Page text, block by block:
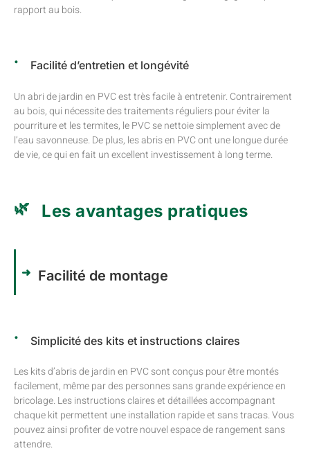
rapport au bois.
Facilité d’entretien et longévité
Un abri de jardin en PVC est très facile à entretenir. Contrairement
au bois, qui nécessite des traitements réguliers pour éviter la
pourriture et les termites, le PVC se nettoie simplement avec de
l’eau savonneuse. De plus, les abris en PVC ont une longue durée
de vie, ce qui en fait un excellent investissement à long terme.
Les avantages pratiques
Facilité de montage
Simplicité des kits et instructions claires
Les kits d’abris de jardin en PVC sont conçus pour être montés
facilement, même par des personnes sans grande expérience en
bricolage. Les instructions claires et détaillées accompagnant
chaque kit permettent une installation rapide et sans tracas. Vous
pouvez ainsi profiter de votre nouvel espace de rangement sans
attendre.